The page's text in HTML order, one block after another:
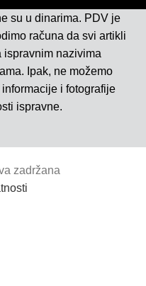
su u dinarima. PDV je
računa da svi artikli
ispravnim nazivima
Ipak, ne možemo
i fotografije
ispravne.
zadržana